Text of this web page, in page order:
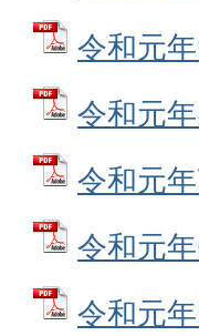
令和元
令和元
令和元
令和元
令和元